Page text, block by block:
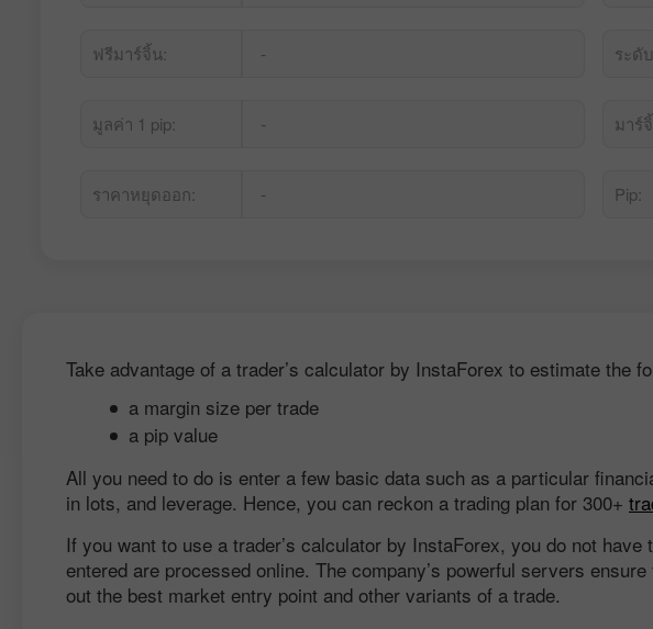
ฟรีมาร์จิ้น: - ระดั
มูลค่า 1 pip: - มาร์
ราคาหยุดออก: - Pip:
Take advantage of a trader’s calculator by InstaForex to estimate the
a margin size per trade
a pip value
All you need to do is enter a few basic data such as a particular
in lots, and leverage. Hence, you can reckon a trading plan for 300+
If you want to use a trader’s calculator by InstaForex, you do not
entered are processed online. The company’s powerful servers
out the best market entry point and other variants of a trade.